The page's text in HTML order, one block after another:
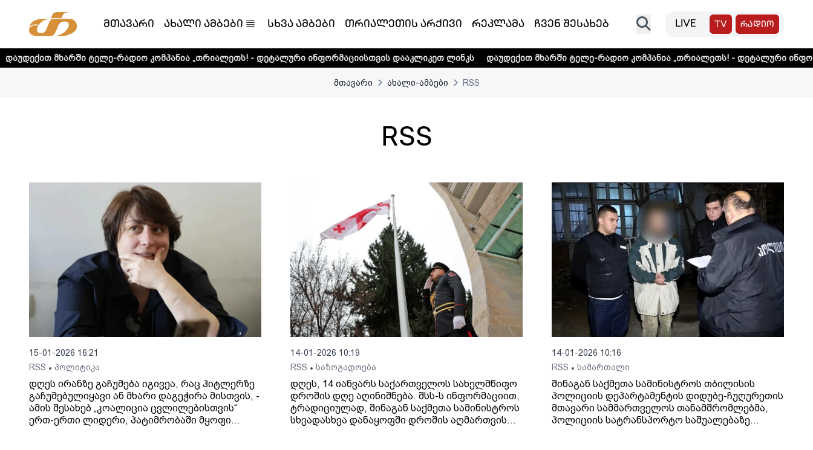
მთავარი ახალი ამბები სხვა ამბები თრიალეთის არქივი რეკლამა ჩვენ შესახებ LIVE TV რადიო
რადიო კომპანია „თრიალეთს! - დეტალური ინფორმაციისთვის დააკლიკეთ ლინკს დაუდექით მხარში ტელე-რადიო კომპანია „თრიალეთს! - დეტალური ინფორმაციისთვის
მთავარი ახალი-ამბები RSS
RSS
15-01-2026 16:21
RSS • პოლიტიკა
დღეს ირანზე გაჩუმება იგივეა, რაც ჰიტლერზე
გაჩუმებულიყავი ან მხარი დაგეჭირა მისთვის, -
ამის შესახებ „კოალიცია ცვლილებისთვის“
ერთ-ერთი ლიდერი, პატიმრობაში მყოფი
14-01-2026 10:19
RSS • საზოგადოება
დღეს, 14 იანვარს საქართველოს სახელმწიფო
დროშის დღე აღინიშნება. შსს-ს ინფორმაციით,
ტრადიციულად, შინაგან საქმეთა სამინისტროს
სხვადასხვა დანაყოფში დროშის აღმართვის
14-01-2026 10:16
RSS • სამართალი
შინაგან საქმეთა სამინისტროს თბილისის
პოლიციის დეპარტამენტის დიდუბე-ჩუღურეთის
მთავარი სამმართველოს თანამშრომლებმა,
პოლიციის სატრანსპორტო საშუალებაზე